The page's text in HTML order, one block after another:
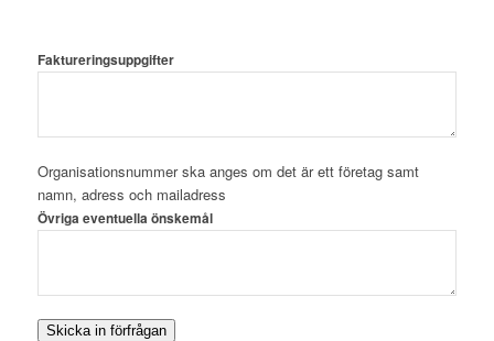
Faktureringsuppgifter
Organisationsnummer ska anges om det är ett företag samt
namn, adress och mailadress
Övriga eventuella önskemål
Skicka in förfrågan